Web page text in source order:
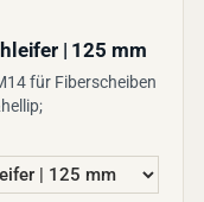
| 125 mm
für Fiberscheiben